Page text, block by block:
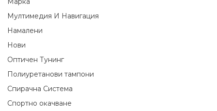
Мултимедия И Навигация
Намалени
Нови
Оптичен Тунинг
Полиуретанови тампони
Спирачна Система
Спортно окачване